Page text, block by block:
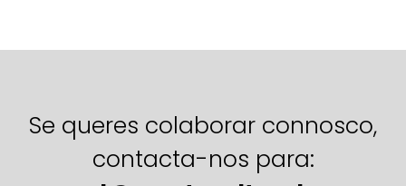
Se queres colaborar connosco,
contacta-nos para: